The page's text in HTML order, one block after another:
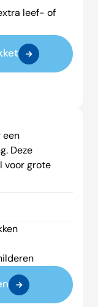
leef- of
een
Deze
voor grote